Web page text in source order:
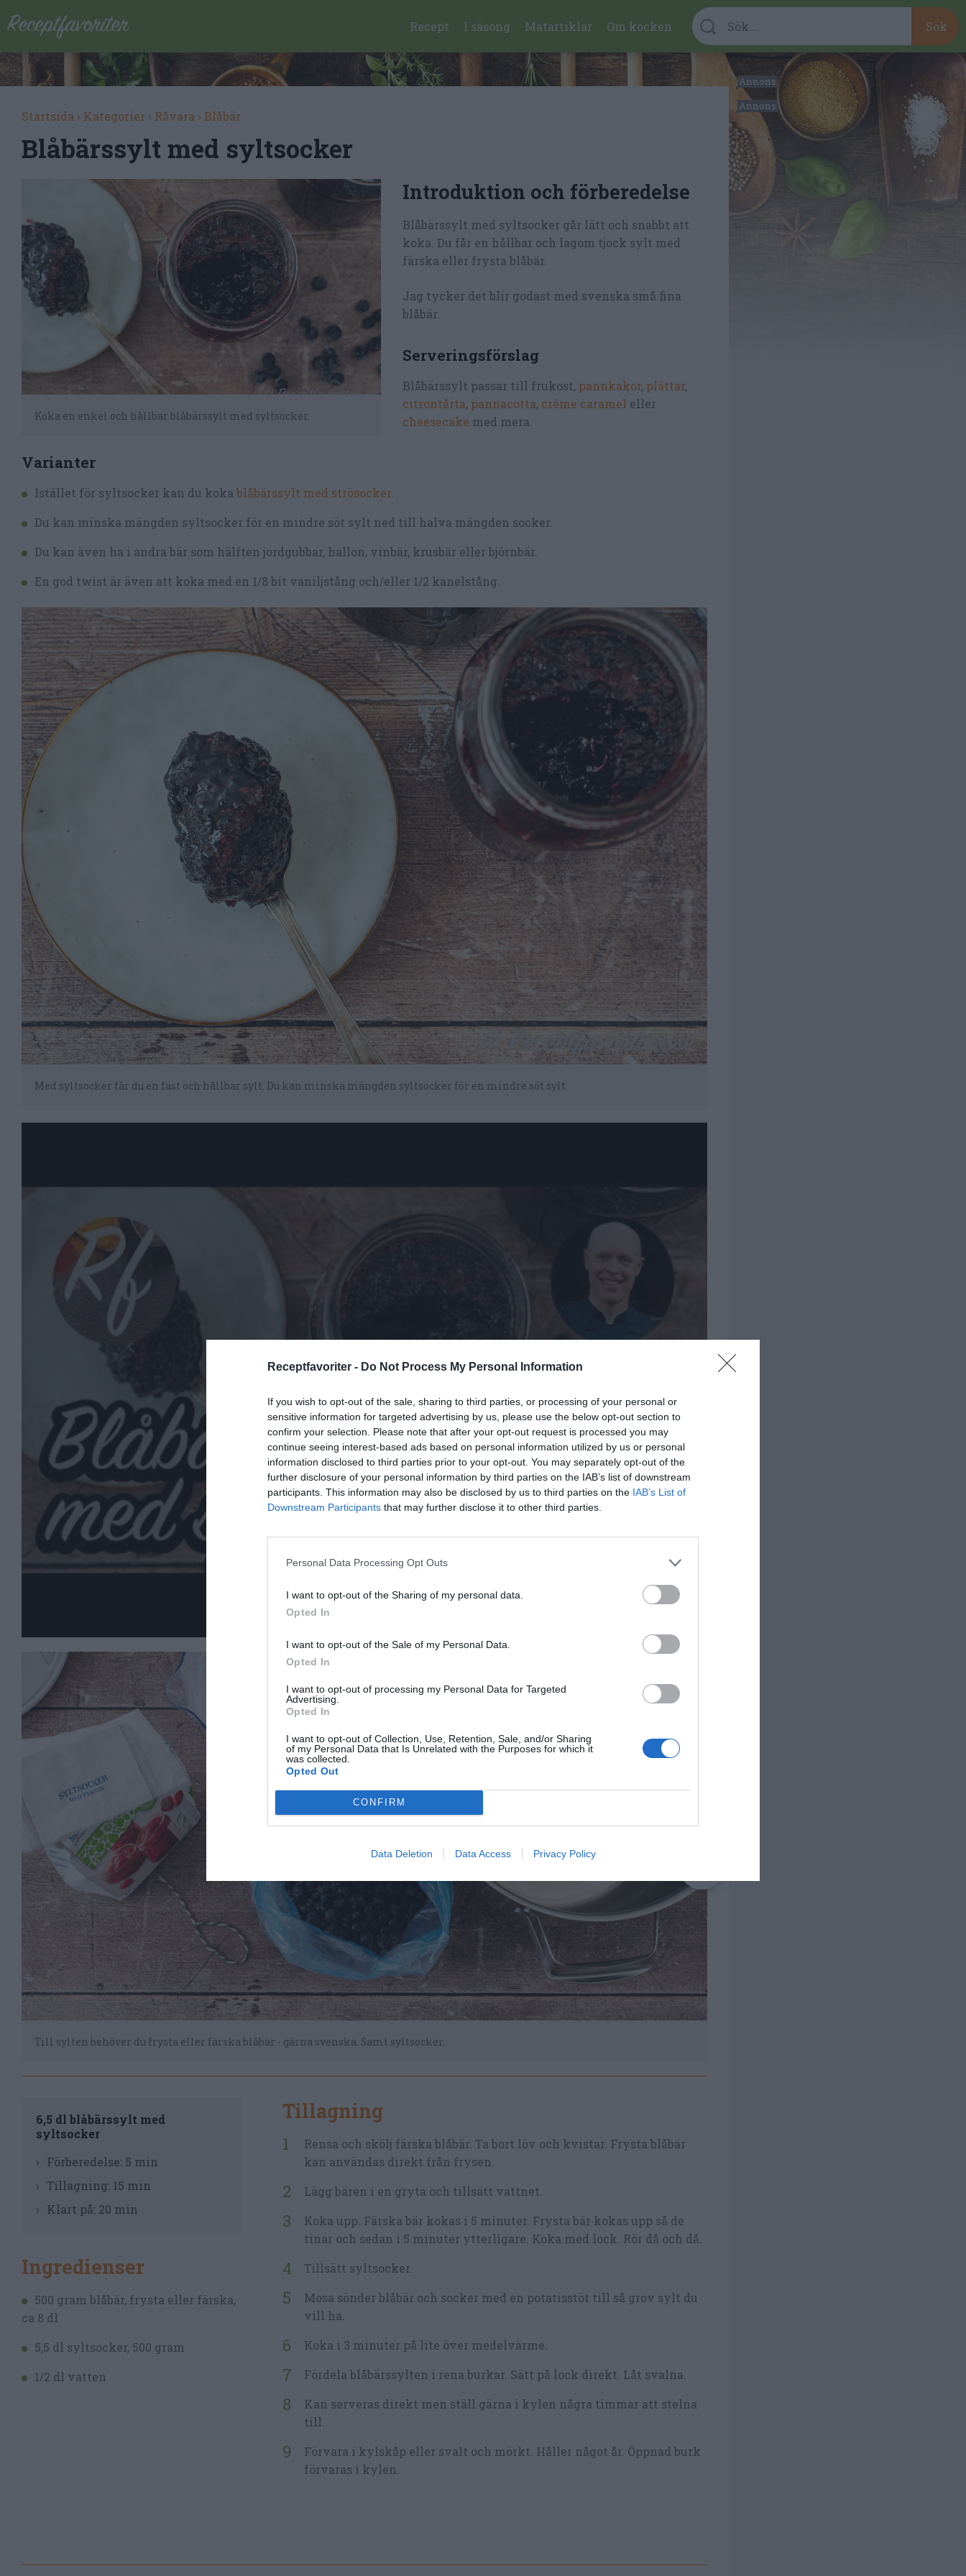
Receptfavoriter - Do Not Process My Personal Information
If you wish to opt-out of the sale, sharing to third parties, or processing of your personal or
sensitive information for targeted advertising by us, please use the below opt-out section to
confirm your selection. Please note that after your opt-out request is processed you may
continue seeing interest-based ads based on personal information utilized by us or personal
information disclosed to third parties prior to your opt-out. You may separately opt-out of the
further disclosure of your personal information by third parties on the IAB’s list of downstream
participants. This information may also be disclosed by us to third parties on the IAB’s List of
Downstream Participants that may further disclose it to other third parties.
Personal Data Processing Opt Outs
I want to opt-out of the Sharing of my personal data.
Opted In
I want to opt-out of the Sale of my Personal Data.
Opted In
I want to opt-out of processing my Personal Data for Targeted
Advertising.
Opted In
I want to opt-out of Collection, Use, Retention, Sale, and/or Sharing
of my Personal Data that Is Unrelated with the Purposes for which it
was collected.
Opted Out
CONFIRM
Data Deletion Data Access Privacy Policy
Recept I säsong Matartiklar Om kocken
Startsida › Kategorier › Råvara › Blåbär
Blåbärssylt med syltsocker
Koka en enkel och hållbar blåbärssylt med syltsocker.
Introduktion och förberedelse
Blåbärssylt med syltsocker går lätt och snabbt att
koka. Du får en hållbar och lagom tjock sylt med
färska eller frysta blåbär.
Jag tycker det blir godast med svenska små fina
blåbär.
Serveringsförslag
Blåbärssylt passar till frukost, pannkakor, plättar,
citrontårta, pannacotta, crème caramel eller
cheesecake med mera.
Varianter
Istället för syltsocker kan du koka blåbärssylt med strösocker.
Du kan minska mängden syltsocker för en mindre söt sylt ned till halva mängden socker.
Du kan även ha i andra bär som hälften jordgubbar, hallon, vinbär, krusbär eller björnbär.
En god twist är även att koka med en 1/8 bit vaniljstång och/eller 1/2 kanelstång.
Med syltsocker får du en fast och hållbar sylt. Du kan minska mängden syltsocker för en mindre söt sylt.
Till sylten behöver du frysta eller färska blåbär - gärna svenska. Samt syltsocker.
6,5 dl blåbärssylt med
syltsocker
Förberedelse: 5 min
Tillagning: 15 min
Klart på: 20 min
Ingredienser
500 gram blåbär, frysta eller färska,
ca 8 dl
5,5 dl syltsocker, 500 gram
1/2 dl vatten
Tillagning
Rensa och skölj färska blåbär. Ta bort löv och kvistar. Frysta blåbär
kan användas direkt från frysen.
Lägg bären i en gryta och tillsätt vattnet.
Koka upp. Färska bär kokas i 5 minuter. Frysta bär kokas upp så de
tinar och sedan i 5 minuter ytterligare. Koka med lock. Rör då och då.
Tillsätt syltsocker.
Mosa sönder blåbär och socker med en potatisstöt till så grov sylt du
vill ha.
Koka i 3 minuter på lite över medelvärme.
Fördela blåbärssylten i rena burkar. Sätt på lock direkt. Låt svalna.
Kan serveras direkt men ställ gärna i kylen några timmar att stelna
till.
Förvara i kylskåp eller svalt och mörkt. Håller något år. Öppnad burk
förvaras i kylen.